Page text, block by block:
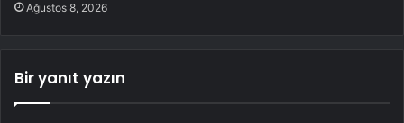
Ağustos 8, 2026
Bir yanıt yazın